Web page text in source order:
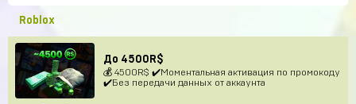
Roblox
До 4500R$
💰 4500R$ ✔️Моментальная активация по промокоду
✔️Без передачи данных от аккаунта